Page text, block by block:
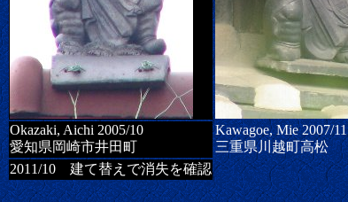
Okazaki, Aichi 2005/10
愛知県岡崎市井田町
Kawagoe, Mie 2007/11
三重県川越町高松
2011/10 建て替えで消失を確認